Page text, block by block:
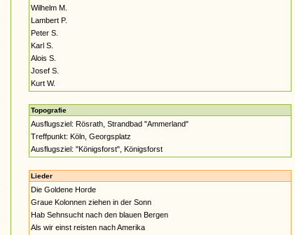
Wilhelm M.
Lambert P.
Peter S.
Karl S.
Alois S.
Josef S.
Kurt W.
Topografie
Ausflugsziel: Rösrath, Strandbad "Ammerland"
Treffpunkt: Köln, Georgsplatz
Ausflugsziel: "Königsforst", Königsforst
Lieder
Die Goldene Horde
Graue Kolonnen ziehen in der Sonn
Hab Sehnsucht nach den blauen Bergen
Als wir einst reisten nach Amerika